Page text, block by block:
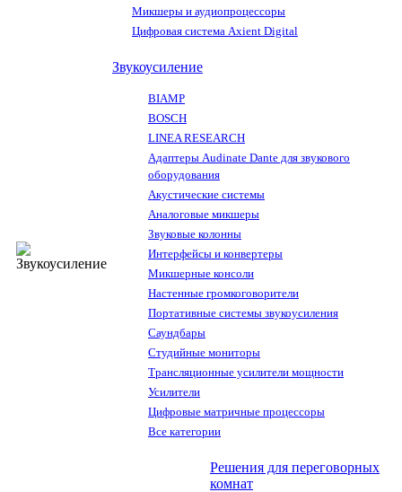
Микшеры и аудиопроцессоры
Цифровая система Axient Digital
Звукоусиление
BIAMP
BOSCH
LINEA RESEARCH
Адаптеры Audinate Dante для звукового
оборудования
Акустические системы
Аналоговые микшеры
Звуковые колонны
Интерфейсы и конвертеры
Микшерные консоли
Настенные громкоговорители
Портативные системы звукоусиления
Саундбары
Студийные мониторы
Трансляционные усилители мощности
Усилители
Цифровые матричные процессоры
Все категории
Решения для переговорных
комнат